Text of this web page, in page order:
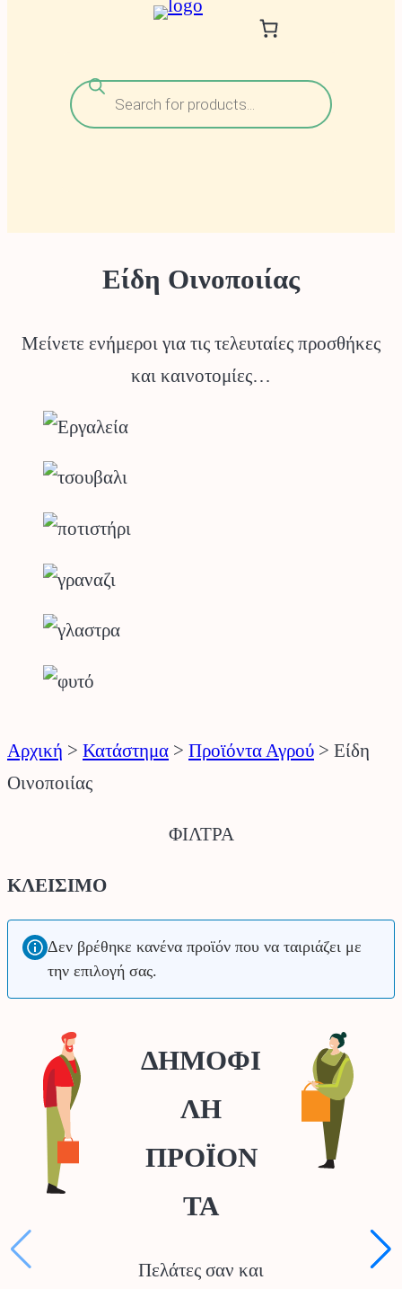
Αναζήτηση
προϊόντων
Είδη Οινοποιίας
Μείνετε ενήμεροι για τις τελευταίες προσθήκες
και καινοτομίες…
Αρχική > Κατάστημα > Προϊόντα Αγρού > Είδη
Οινοποιίας
ΦΙΛΤΡΑ
ΚΛΕΙΣΙΜΟ
Δεν βρέθηκε κανένα προϊόν που να ταιριάζει με
την επιλογή σας.
ΔΗΜΟΦΙ
ΛΗ
ΠΡΟΪΟΝ
ΤΑ
Πελάτες σαν και